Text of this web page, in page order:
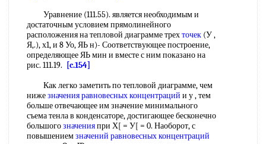
Уравнение (111.55). является необходимым и
достаточным условием прямолинейного
расположения на тепловой диаграмме трехточек (У ,
Я,.), х1, и 8 Уо, ЯЬ н)- Соответствующее построение,
определяющее ЯЬ мин и вместе с ним показано на
рис. 111.19.
[c.154]
Как легко заметить по тепловой диаграмме, чем
нижезначенияравновесных концентраций и у , тем
больше отвечающее им значение минимального
съема тенла в конденсаторе, достигающее бесконечно
большогозначенияпри Х[ = У[ = 0. Наоборот, с
повышениемзначений равновесных концентраций